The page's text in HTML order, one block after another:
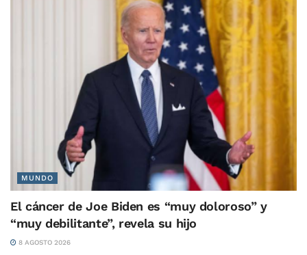
MUNDO
El cáncer de Joe Biden es “muy doloroso” y
“muy debilitante”, revela su hijo
8 AGOSTO 2026